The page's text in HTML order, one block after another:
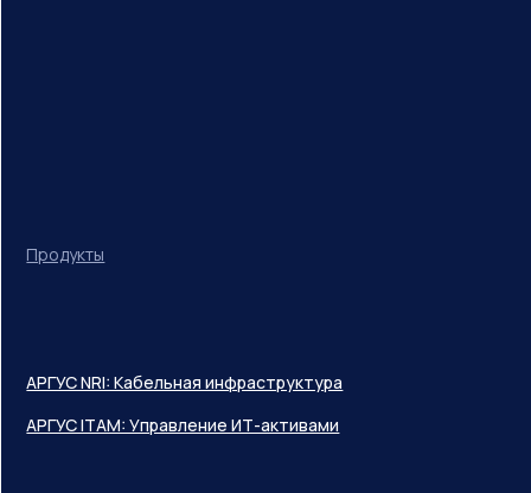
Продукты
АРГУС NRI: Кабельная инфраструктура
АРГУС ITAM: Управление ИТ-активами